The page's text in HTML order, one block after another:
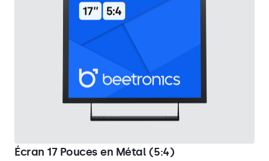
Écran 17 Pouces en Métal (5:4)